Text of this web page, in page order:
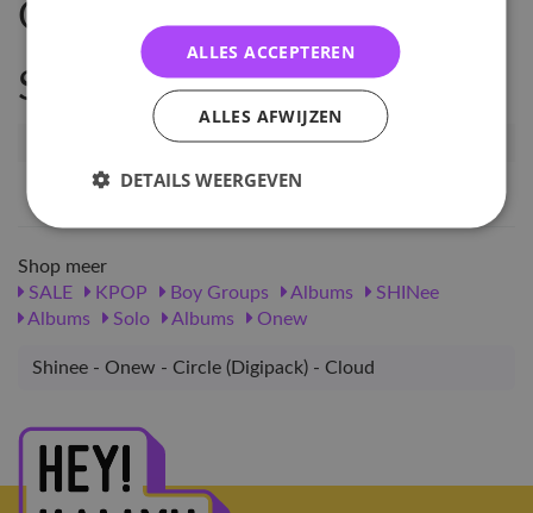
Omschrijving
Specificaties
75390
EAN nummer
8809755505035
Shop meer
SALE
KPOP Boy Groups Albums
SHINee
Albums
Solo Albums Onew
Shinee - Onew - Circle (Digipack) - Cloud
ALLES ACCEPTEREN
ALLES AFWIJZEN
DETAILS WEERGEVEN